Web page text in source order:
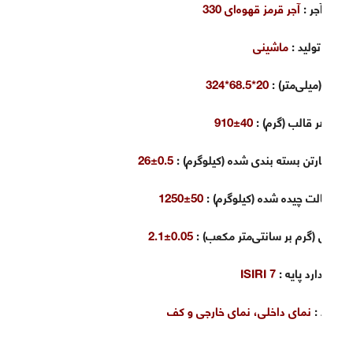
شرح آجر:آجر قرمز قهوه‌ای 330
روش تولید:ماشینی
ابعاد (میلی‌متر) :20*68.5*324
وزن هر قالب (گرم):
40±910
وزن کارتن بسته بندی شده (کیلوگرم):
0.5±26
وزن پالت چیده شده (کیلوگرم):
50±1250
چگالی (گرم بر سانتی‌متر مکعب):
0.05±2.1
استاندارد پایه:
ISIRI 7
کاربرد:نمای داخلی، نمای خارجی و کف